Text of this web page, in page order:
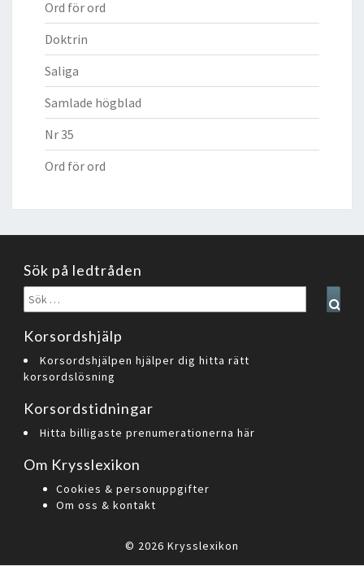
Ord för ord
Doktrin
Saliga
Samlade högblad
Nr 35
Ord för ord
Sök på ledtråden
Sök
efter:
Korsordshjälp
Korsordshjälpen hjälper dig hitta rätt
korsordslösning
Korsordstidningar
Hitta billigaste prenumerationerna här
Om Krysslexikon
Cookies & personuppgifter
Om oss & kontakt
© 2026 Krysslexikon